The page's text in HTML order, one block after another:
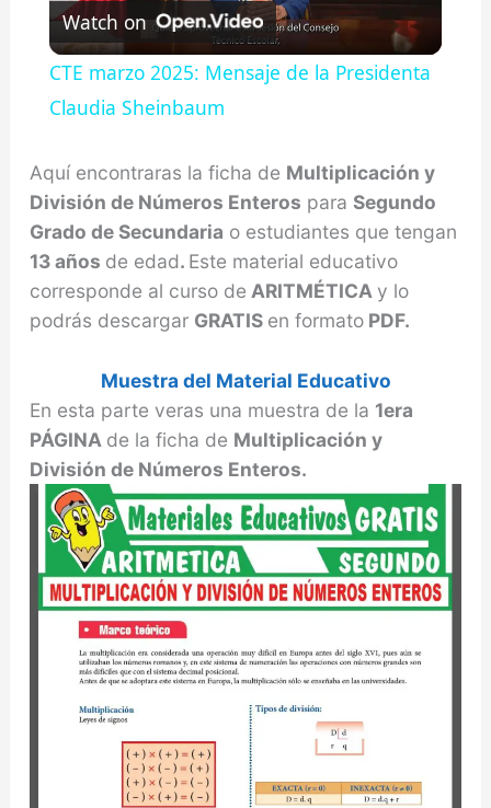
Video
Watch on
CTE marzo 2025: Mensaje de la Presidenta
Claudia Sheinbaum
Aquí encontraras la ficha de Multiplicación y
División de Números Enteros para Segundo
Grado de Secundaria o estudiantes que tengan
13 años de edad. Este material educativo
corresponde al curso de ARITMÉTICA y lo
podrás descargar GRATIS en formatoPDF.
Muestra del Material Educativo
En esta parte veras una muestra de la 1era
PÁGINA de la ficha de Multiplicación y
División de Números Enteros.